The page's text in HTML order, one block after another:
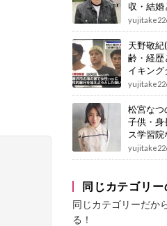
収・結婚
とめ
天野敬
齢・経歴
イキング
捕もまと
松宮なつ
子供・身
ス学習
同じカテゴリ
同じカテゴリーだか
る！